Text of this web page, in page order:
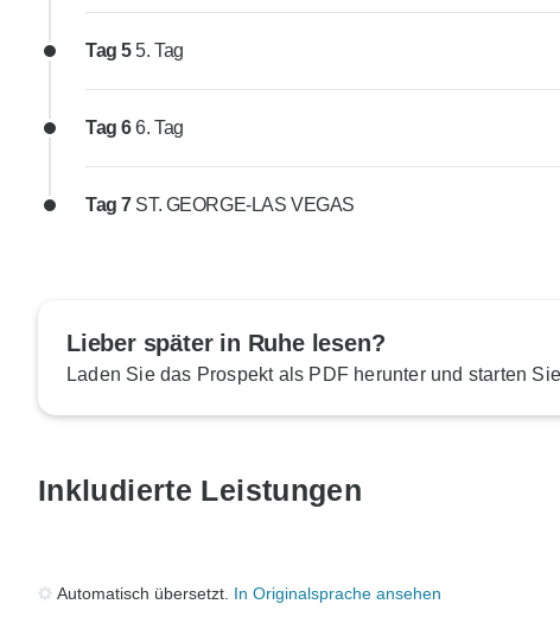
Tag 55. Tag
Tag 66. Tag
Tag 7 ST. GEORGE-LAS VEGAS
Lieber später in Ruhe lesen?
Laden Sie das Prospekt als PDF herunter und starten
Inkludierte Leistungen
Automatisch übersetzt. In Originalsprache ansehen